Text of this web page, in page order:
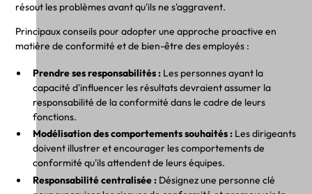
résout les problèmes avant qu'ils ne s'aggravent.
Principaux conseils pour adopter une approche proactive en
matière de conformité et de bien-être des employés :
Prendre ses responsabilités :Les personnes ayant la
capacité d'influencer les résultats devraient assumer la
responsabilité de la conformité dans le cadre de leurs
fonctions.
Modélisation des comportements souhaités :Les dirigeants
doivent illustrer et encourager les comportements de
conformité qu'ils attendent de leurs équipes.
Responsabilité centralisée :Désignez une personne clé